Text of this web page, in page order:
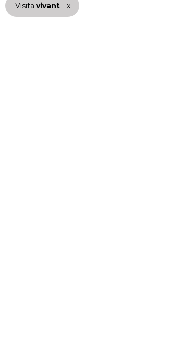
Visita vivant nuestra marca
x